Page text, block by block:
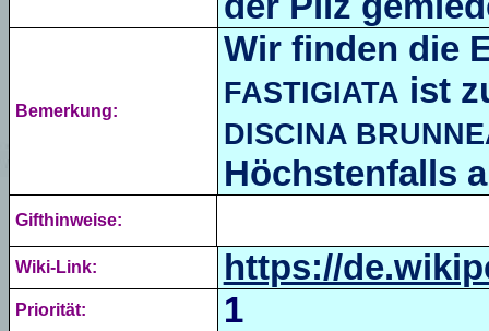
Bemerkung:
Wir finden die
FASTIGIATA ist
DISCINA
Höchstenfalls
Gifthinweise:
Wiki-Link: https://
Priorität: 1